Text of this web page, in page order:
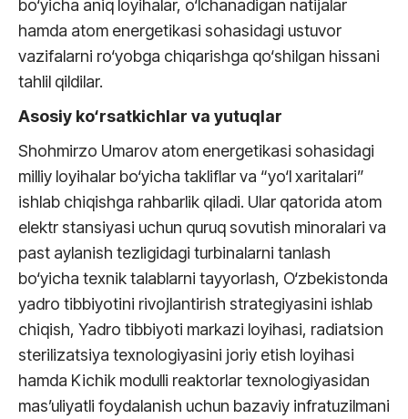
bo‘yicha aniq loyihalar, o‘lchanadigan natijalar
hamda atom energetikasi sohasidagi ustuvor
vazifalarni ro‘yobga chiqarishga qo‘shilgan hissani
tahlil qildilar.
Asosiy ko‘rsatkichlar va yutuqlar
Shohmirzo Umarov atom energetikasi sohasidagi
milliy loyihalar bo‘yicha takliflar va “yo‘l xaritalari”
ishlab chiqishga rahbarlik qiladi. Ular qatorida atom
elektr stansiyasi uchun quruq sovutish minoralari va
past aylanish tezligidagi turbinalarni tanlash
bo‘yicha texnik talablarni tayyorlash, O‘zbekistonda
yadro tibbiyotini rivojlantirish strategiyasini ishlab
chiqish, Yadro tibbiyoti markazi loyihasi, radiatsion
sterilizatsiya texnologiyasini joriy etish loyihasi
hamda Kichik modulli reaktorlar texnologiyasidan
mas’uliyatli foydalanish uchun bazaviy infratuzilmani